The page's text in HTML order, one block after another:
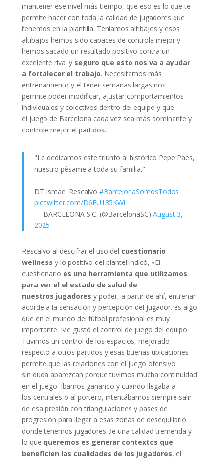
mantener ese nivel más tiempo, que eso es lo que te
permite hacer con toda la calidad de jugadores que
tenemos en la plantilla. Teníamos altibajos y esos
altibajos hemos sido capaces de controla mejor y
hemos sacado un resultado positivo contra un
excelente rival y seguro que esto nos va a ayudar
a fortalecer el trabajo. Necesitamos más
entrenamiento y el tener semanas largas nos
permite poder modificar, ajustar comportamientos
individuales y colectivos dentro del equipo y que
el juego de Barcelona cada vez sea más dominante y
controle mejor el partido».
"Le dedicamos este triunfo al histórico Pepe Paes,
nuestro pésame a toda su familia."
DT Ismael Rescalvo #BarcelonaSomosTodos
pic.twitter.com/D6EU135KWi
— BARCELONA S.C. (@BarcelonaSC) August 3,
2025
Rescalvo al descifrar el uso del cuestionario
wellness y lo positivo del plantel indicó, «El
cuestionario es una herramienta que utilizamos
para ver el el estado de salud de
nuestros jugadores y poder, a partir de ahí, entrenar
acorde a la sensación y percepción del jugador. es algo
que en el mundo del fútbol profesional es muy
importante. Me gustó el control de juego del equipo.
Tuvimos un control de los espacios, mejorado
respecto a otros partidos y esas buenas ubicaciones
permite que las relaciones con el juego ofensivo
sin duda aparezcan porque tuvimos mucha continuidad
en el juego. Íbamos ganando y cuando llegaba a
los centrales o al portero, intentábamos siempre salir
de esa presión con triangulaciones y pases de
progresión para llegar a esas zonas de desequilibrio
donde tenemos jugadores de una calidad tremenda y
lo que queremos es generar contextos que
beneficien las cualidades de los jugadores, el